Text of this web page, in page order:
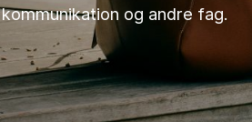
og andre fag.